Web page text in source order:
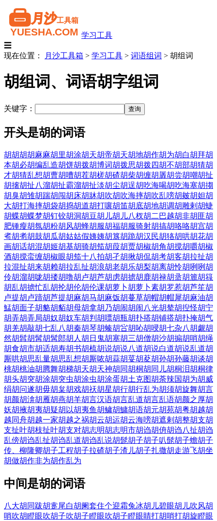
学习工具
☰
现在位置：
月沙工具箱 > 学习工具 > 词语组词 > 胡组词
胡组词、词语胡字组词
关键字：
开头是胡的词语
胡胡胡胡麻麻胡里胡涂胡天胡帝胡天胡地胡作胡为胡白胡拜胡
本胡必胡编乱造胡饼胡拨胡博词胡拨思胡拨四胡不胡部胡猜胡
才胡猜乱想胡曹胡嘈胡茬胡槎胡碴胡柴胡缠胡羼胡尝胡嘲胡扯
胡撦胡扯八溜胡扯霸溜胡扯淡胡尘胡逞胡吃海喝胡吃海塞胡搊
胡臭胡雏胡踹胡闯胡床胡牀胡吹胡吹海摔胡吹乱嗙胡皴胡妲胡
大胡打海摔胡袋胡捣胡道胡打嚷胡笛胡底胡地胡调胡雕剌 胡蜨
胡蝶胡蝶梦胡钉铰胡洞胡豆胡儿胡儿八杈胡二巴越胡非胡匪胡
肥锺瘦胡氛胡粉胡风胡蜂胡服胡福胡服骑射胡搞胡咯咯胡宫胡
耇胡耉胡鼓胡瓜胡姑姑假姨姨胡簋胡跪胡汉民胡狢胡哄胡花胡
画胡话胡混胡姬胡基胡骑胡笳胡葭胡贾胡椒胡角胡搅胡嚼胡椒
酒胡搅蛮缠胡椒眼胡笳十八拍胡孑胡揪胡侃胡考胡客胡拉扯胡
拉混扯胡来胡赖胡拉乱扯胡浪胡老胡乐胡梨胡离胡怜胡咧咧胡
伶胡溜胡咙胡搂胡噜胡卢胡芦胡虏胡掳胡鹿胡禄胡盝胡簏胡簶
胡乱胡掳忙乱胡抡胡伦胡伦课胡萝卜胡萝卜素胡罗惹胡芦笙胡
卢提胡卢蹄胡芦提胡麻胡马胡麻饭胡蔓草胡帽胡帽犀胡麻油胡
鯭胡面子胡貉胡貊胡母胡拿胡乃胡闹胡闹八光胡辇胡揑怪胡宁
胡弄胡弄局胡奴胡奴车胡判 胡嘌胡瓶胡扑搭胡铺搭胡扑掩胡气
胡羌胡敲胡七乱八胡秦胡琴胡螓胡吢胡吣胡唚胡七杂八胡觑胡
然胡髥胡髯胡髯郎胡人 胡日鬼胡塞胡三胡僧胡沙胡搧胡哨胡绳
胡食胡市胡适胡寿胡书胡梳胡说胡说八道胡说白道胡说乱道胡
厮哄胡思乱量胡思乱想胡厮哝胡蒜胡荽胡荾胡孙胡孙藤胡谈胡
桃胡桃油胡腾舞胡梯胡天胡天神胡同胡桐胡同儿胡桐泪胡桐律
胡头胡突胡涂胡突虫胡涂虫胡涂蛋胡土克图胡荼辣国胡为胡威
绢胡问遂胡毋胡枲胡戏胡祆胡星胡行胡行乱为胡须胡旋舞胡言
胡颜胡渰胡雁胡燕胡羊胡言汉语胡言乱道胡言乱语胡颜之厚胡
妖胡掖胡夷胡疑胡以胡夷鱼胡鳙胡鱅胡语胡元胡苑胡粤胡越胡
越同舟胡越一家胡越之祸胡云胡运胡云海嗙胡遮剌 胡整胡支胡
支扯叶胡枝扯叶胡支对胡志明胡志明市胡诌胡侜胡诌八扯胡诌
乱傍胡诌乱扯胡诌乱道胡诌乱说胡髭胡子胡子叭髭胡子蟾胡子
传、柳隆卿胡子工程胡子拉碴胡子渣儿胡子扎撒胡走游飞胡坐
胡做胡作非为胡作乱为
中间是胡的词语
八大胡同 跋胡疐尾白胡阑套住个迎霜兔冰胡儿碧眼胡儿吹风胡
哨吹胡瞪眼吹胡子吹胡子瞪眼吹胡子瞪眼睛打胡哨打胡旋瞪眼